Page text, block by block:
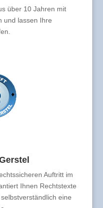
über 10 Jahren mit
und lassen Ihre
Auftritt im
Ihnen Rechtstexte
eine